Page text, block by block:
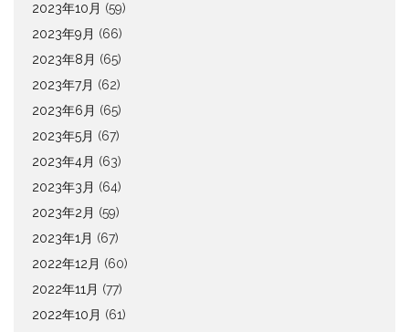
2023年10月 (59)
2023年9月 (66)
2023年8月 (65)
2023年7月 (62)
2023年6月 (65)
2023年5月 (67)
2023年4月 (63)
2023年3月 (64)
2023年2月 (59)
2023年1月 (67)
2022年12月 (60)
2022年11月 (77)
2022年10月 (61)